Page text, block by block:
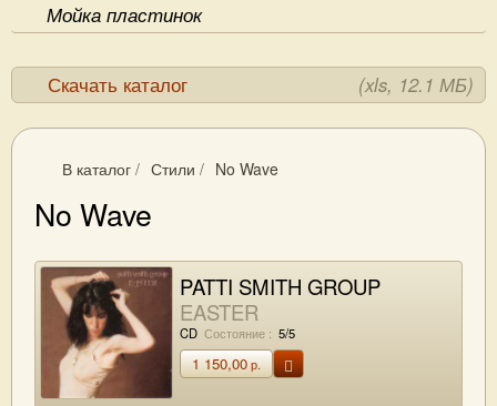
Мойка пластинок
Скачать каталог (xls, 12.1 МБ)
В каталог / Стили / No Wave
No Wave
PATTI SMITH GROUP
EASTER
CD Состояние : 5/5
1 150,00р.